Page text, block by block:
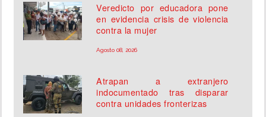
Veredicto por educadora pone
en evidencia crisis de violencia
contra la mujer
Agosto 08, 2026
Atrapan a extranjero
indocumentado tras disparar
contra unidades fronterizas